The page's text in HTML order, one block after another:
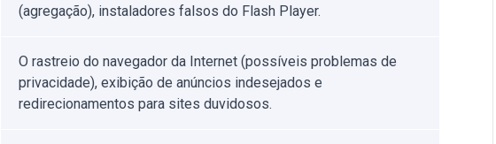
(agregação), instaladores falsos do Flash Player.
O rastreio do navegador da Internet (possíveis problemas de
privacidade), exibição de anúncios indesejados e
redirecionamentos para sites duvidosos.